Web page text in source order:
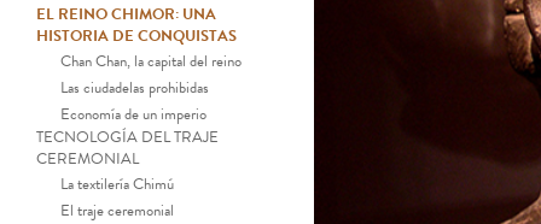
EL REINO CHIMOR: UNA
HISTORIA DE CONQUISTAS
Chan Chan, la capital del reino
Las ciudadelas prohibidas
Economía de un imperio
TECNOLOGÍA DEL TRAJE
CEREMONIAL
La textilería Chimú
El traje ceremonial